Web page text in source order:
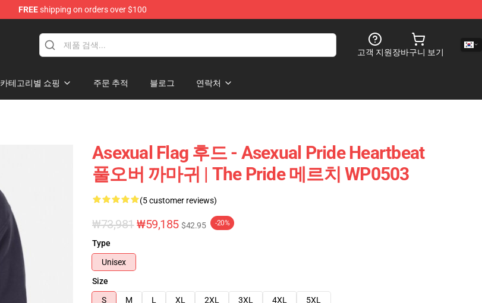
FREEshipping on orders over $100
고객 지원장바구니 보기
카테고리별 쇼핑 주문 추적 블로그 연락처
Asexual Flag 후드 - Asexual Pride Heartbeat
풀오버 까마귀 | The Pride 메르치 WP0503
(5 customer reviews)
₩73,981 ₩59,185 $42.95 -20%
Type
Unisex
Size
S
M L XL 2XL 3XL 4XL
5XL